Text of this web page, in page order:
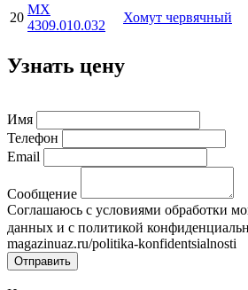
20
МХ
4309.010.032
Хомут червячный
Узнать цену
Имя
Телефон
Email
Сообщение
Соглашаюсь с условиями обработки
данных и с политикой
magazinuaz.ru/politika-konfidentsialnosti
Отправить